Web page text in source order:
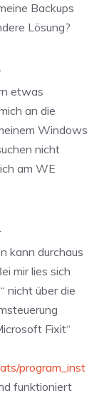
Backups
Lösung?
etwas
an die
Windows
nicht
am WE
kann durchaus
mir lies sich
nicht über die
Fixit“
program_inst
funktioniert